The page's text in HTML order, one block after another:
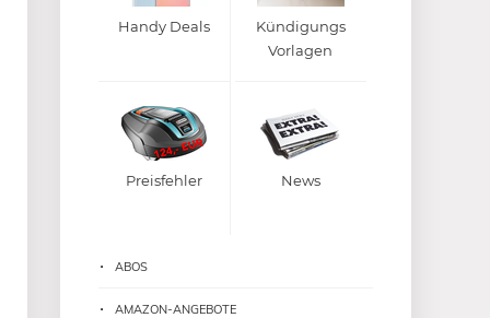
Handy Deals
Kündigungs
Vorlagen
Preisfehler News
ABOS
AMAZON-ANGEBOTE